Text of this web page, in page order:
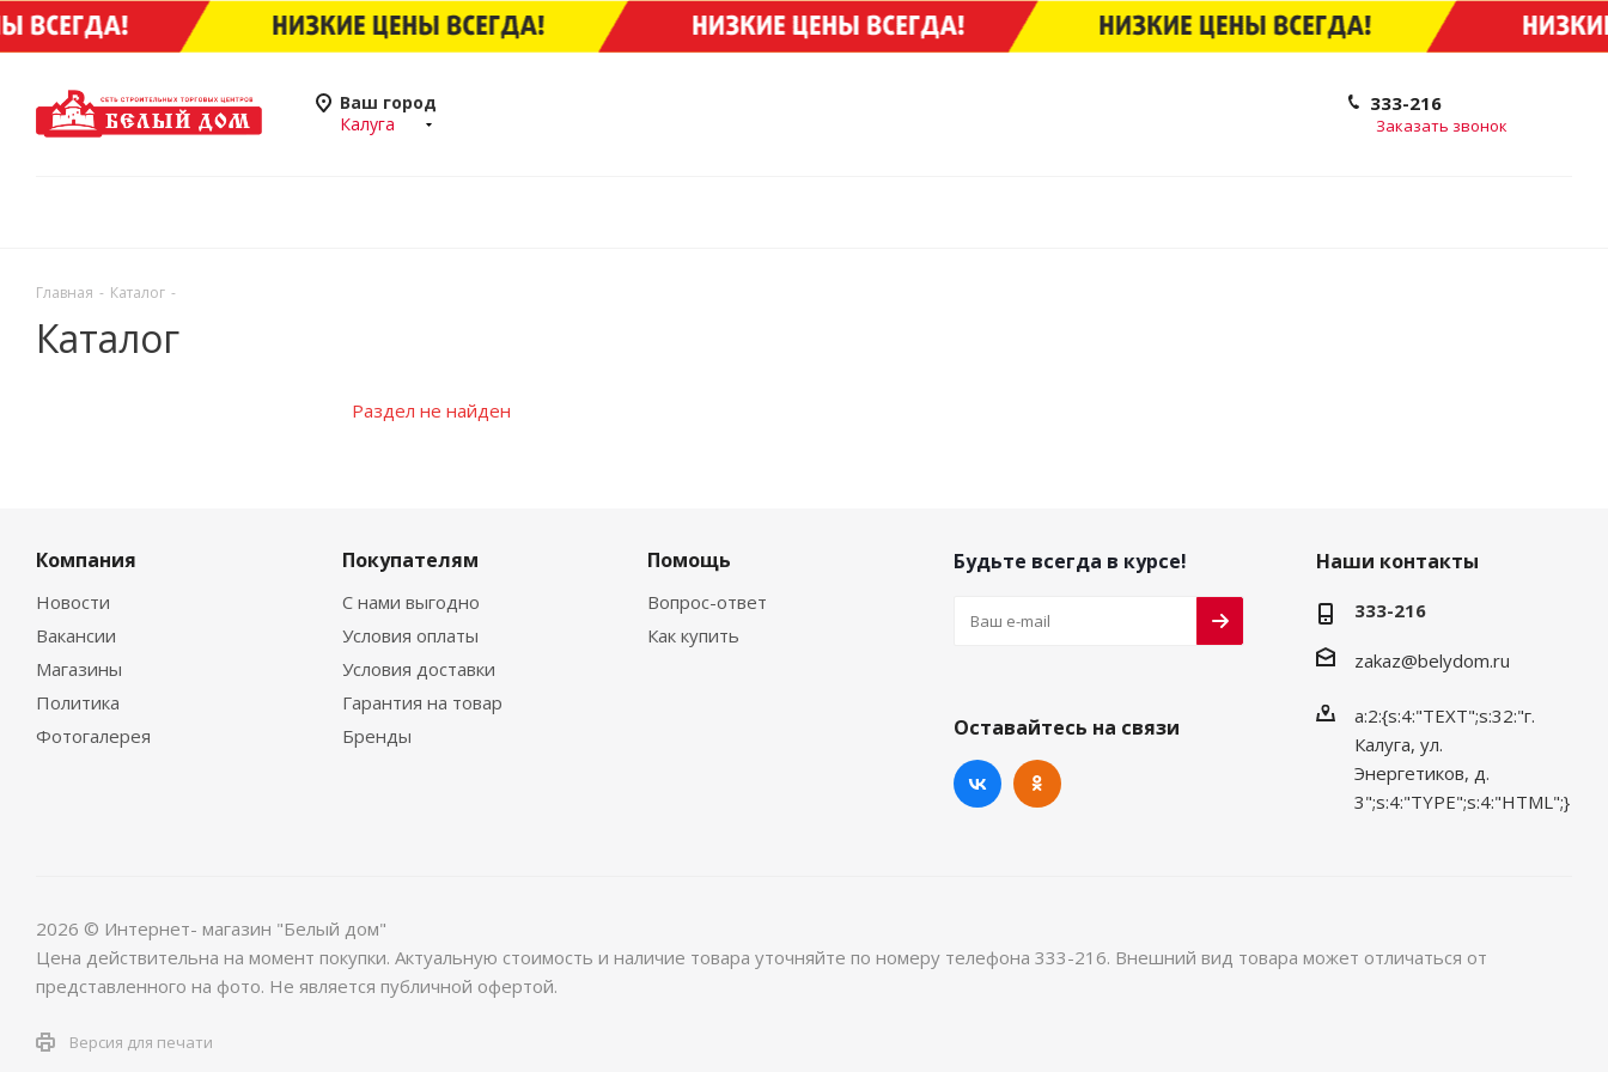
Ваш город
Калуга
333-216
Заказать звонок
Главная - Каталог -
Каталог
Раздел не найден
Компания
Новости
Вакансии
Магазины
Политика
Фотогалерея
Покупателям
С нами выгодно
Условия оплаты
Условия доставки
Гарантия на товар
Бренды
Помощь
Вопрос-ответ
Как купить
Будьте всегда в курсе!
Оставайтесь на связи
Наши контакты
333-216
zakaz@belydom.ru
a:2:{s:4:"TEXT";s:32:"г.
Калуга, ул.
Энергетиков, д.
3";s:4:"TYPE";s:4:"HTML";}
2026 © Интернет- магазин "Белый дом"
Цена действительна на момент покупки. Актуальную стоимость и наличие товара уточняйте по номеру телефона 333-216. Внешний вид товара может отличаться от
представленного на фото. Не является публичной офертой.
Версия для печати